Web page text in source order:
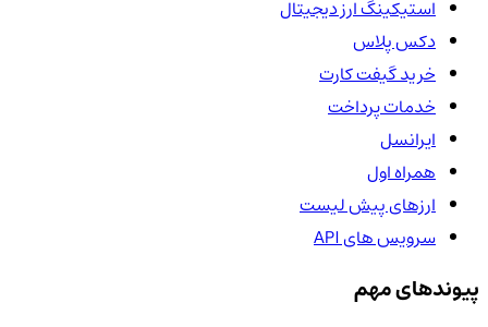
استیکینگ ارز دیجیتال
دکس پلاس
خرید گیفت کارت
خدمات پرداخت
ایرانسل
همراه اول
ارزهای پیش لیست
سرویس های API
پیوندهای مهم